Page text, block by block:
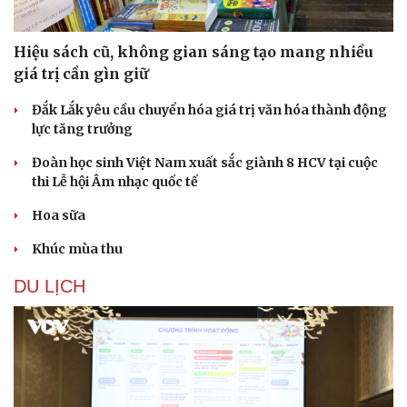
Hiệu sách cũ, không gian sáng tạo mang nhiều
giá trị cần gìn giữ
Đắk Lắk yêu cầu chuyển hóa giá trị văn hóa thành động
lực tăng trưởng
Đoàn học sinh Việt Nam xuất sắc giành 8 HCV tại cuộc
thi Lễ hội Âm nhạc quốc tế
Hoa sữa
Khúc mùa thu
DU LỊCH